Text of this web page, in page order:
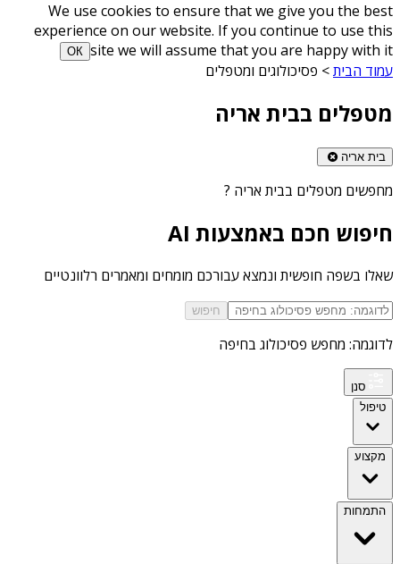
We use cookies to ensure that we give you the best
experience on our website. If you continue to use this
site we will assume that you are happy with it
ОК
עמוד הבית> פסיכולוגים ומטפלים
מטפלים בבית אריה
בית אריה
מחפשים מטפלים בבית אריה ?
חיפוש חכם באמצעות AI
שאלו בשפה חופשית ונמצא עבורכם מומחים ומאמרים רלוונטיים
חיפוש
לדוגמה: מחפש פסיכולוג בחיפה
סנן
טיפול
מקצוע
התמחות